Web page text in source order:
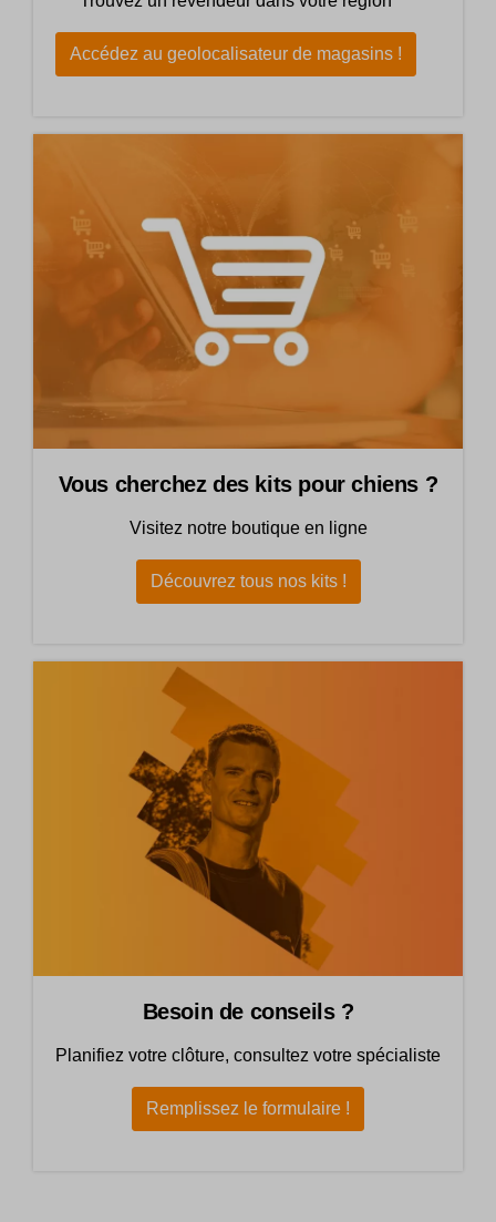
Accédez au geolocalisateur de magasins !
Vous cherchez des kits pour chiens ?
Visitez notre boutique en ligne
Découvrez tous nos kits !
Besoin de conseils ?
Planifiez votre clôture, consultez votre spécialiste
Remplissez le formulaire !